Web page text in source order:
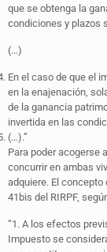
que se obtenga la
condiciones y plazos
(…)
En el caso de que el
en la enajenación,
de la ganancia
invertida en las
(…).”
Para poder acogerse
concurrir en ambas
adquiere. El
41bis del RIRPF,
“1. A los efectos
Impuesto se